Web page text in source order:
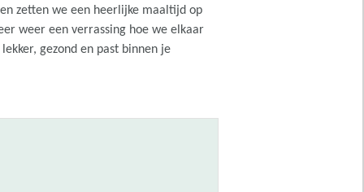
zetten we een heerlijke maaltijd op
weer een verrassing hoe we elkaar
gezond en past binnen je